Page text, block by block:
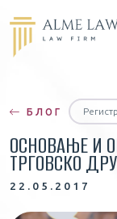
БЛОГ
ОСНОВАЊЕ И
ТРГОВСКО
22.05.2017